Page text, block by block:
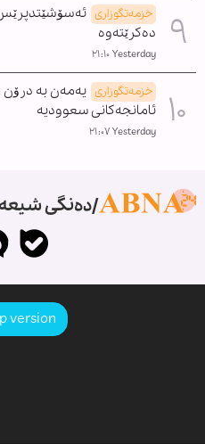
خزمەتگوزاری
دەکرێتەوە
Yesterday ٢١:١٠
خزمەتگوزاری یەمەن بە
ئامانجەکانی سعوودیە
Yesterday ٢١:٠٧
دەنگی
version